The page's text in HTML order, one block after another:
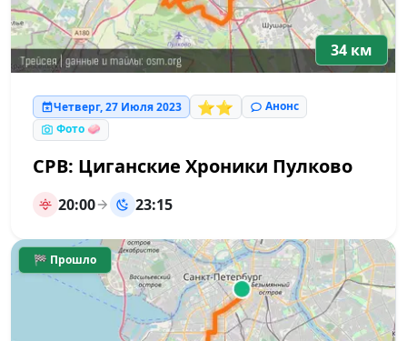
34 км
Четверг, 27 Июля 2023 ⭐⭐
Анонс
Фото 🧼
СРВ: Циганские Хроники Пулково
20:00 23:15
🏁 Прошло